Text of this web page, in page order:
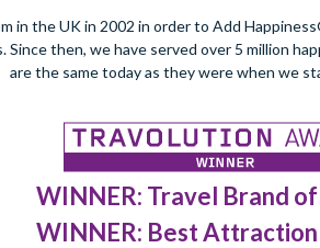
in the UK in 2002 in order to Add
then, we have served over 5 million
are the same today as they were when we
WINNER: Travel Brand
WINNER: Best